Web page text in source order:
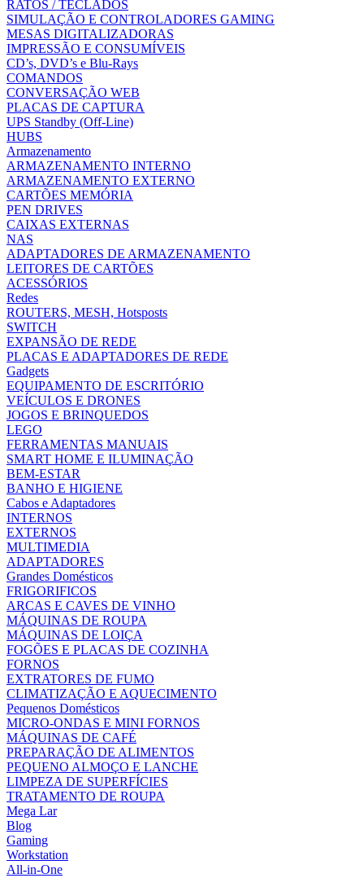
RATOS / TECLADOS
SIMULAÇÃO E CONTROLADORES GAMING
MESAS DIGITALIZADORAS
IMPRESSÃO E CONSUMÍVEIS
CD’s, DVD’s e Blu-Rays
COMANDOS
CONVERSAÇÃO WEB
PLACAS DE CAPTURA
UPS Standby (Off-Line)
HUBS
Armazenamento
ARMAZENAMENTO INTERNO
ARMAZENAMENTO EXTERNO
CARTÕES MEMÓRIA
PEN DRIVES
CAIXAS EXTERNAS
NAS
ADAPTADORES DE ARMAZENAMENTO
LEITORES DE CARTÕES
ACESSÓRIOS
Redes
ROUTERS, MESH, Hotsposts
SWITCH
EXPANSÃO DE REDE
PLACAS E ADAPTADORES DE REDE
Gadgets
EQUIPAMENTO DE ESCRITÓRIO
VEÍCULOS E DRONES
JOGOS E BRINQUEDOS
LEGO
FERRAMENTAS MANUAIS
SMART HOME E ILUMINAÇÃO
BEM-ESTAR
BANHO E HIGIENE
Cabos e Adaptadores
INTERNOS
EXTERNOS
MULTIMEDIA
ADAPTADORES
Grandes Domésticos
FRIGORIFICOS
ARCAS E CAVES DE VINHO
MÁQUINAS DE ROUPA
MÁQUINAS DE LOIÇA
FOGÕES E PLACAS DE COZINHA
FORNOS
EXTRATORES DE FUMO
CLIMATIZAÇÃO E AQUECIMENTO
Pequenos Domésticos
MICRO-ONDAS E MINI FORNOS
MÁQUINAS DE CAFÉ
PREPARAÇÃO DE ALIMENTOS
PEQUENO ALMOÇO E LANCHE
LIMPEZA DE SUPERFÍCIES
TRATAMENTO DE ROUPA
Mega Lar
Blog
Gaming
Workstation
All-in-One